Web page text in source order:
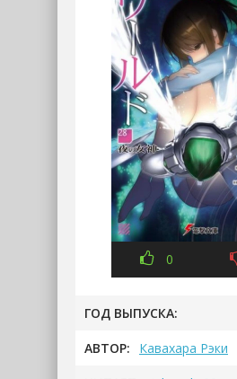
0
ГОД ВЫПУСКА:
АВТОР: Кавахара Рэки